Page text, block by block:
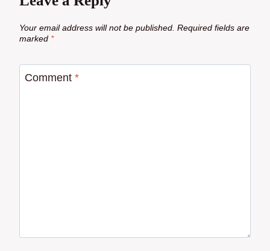
Your email address will not be published. Required fields are
marked *
Comment *